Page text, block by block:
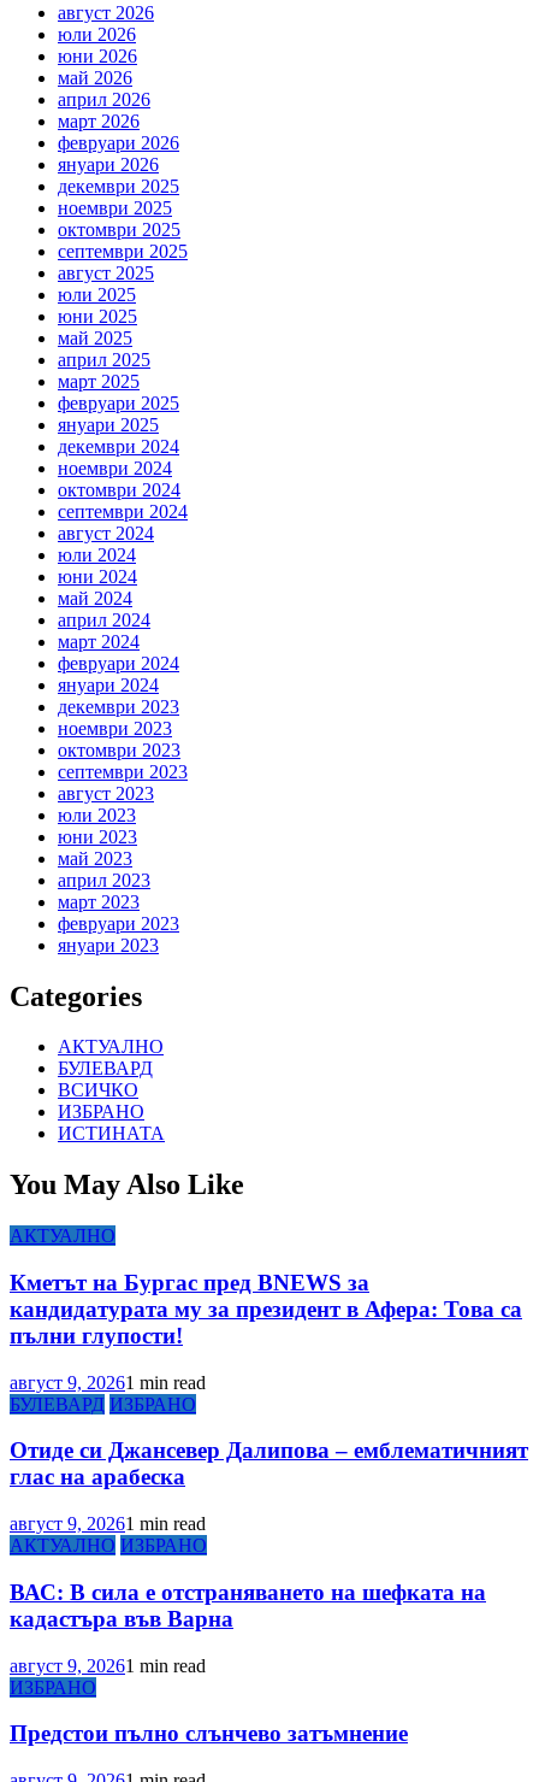
август 2026
юли 2026
юни 2026
май 2026
април 2026
март 2026
февруари 2026
януари 2026
декември 2025
ноември 2025
октомври 2025
септември 2025
август 2025
юли 2025
юни 2025
май 2025
април 2025
март 2025
февруари 2025
януари 2025
декември 2024
ноември 2024
октомври 2024
септември 2024
август 2024
юли 2024
юни 2024
май 2024
април 2024
март 2024
февруари 2024
януари 2024
декември 2023
ноември 2023
октомври 2023
септември 2023
август 2023
юли 2023
юни 2023
май 2023
април 2023
март 2023
февруари 2023
януари 2023
Categories
АКТУАЛНО
БУЛЕВАРД
ВСИЧКО
ИЗБРАНО
ИСТИНАТА
You May Also Like
АКТУАЛНО
Кметът на Бургас пред BNEWS за
кандидатурата му за президент в Афера: Това са
пълни глупости!
август 9, 20261 min read
БУЛЕВАРД ИЗБРАНО
Отиде си Джансевер Далипова – емблематичният
глас на арабеска
август 9, 20261 min read
АКТУАЛНО ИЗБРАНО
ВАС: В сила е отстраняването на шефката на
кадастъра във Варна
август 9, 20261 min read
ИЗБРАНО
Предстои пълно слънчево затъмнение